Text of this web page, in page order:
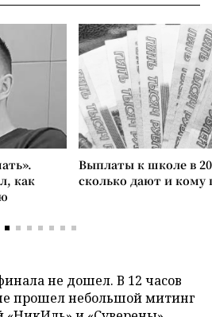
как
Выплаты к школе в
сколько дают и
не дошел. В 12 часов
прошел небольшой митинг